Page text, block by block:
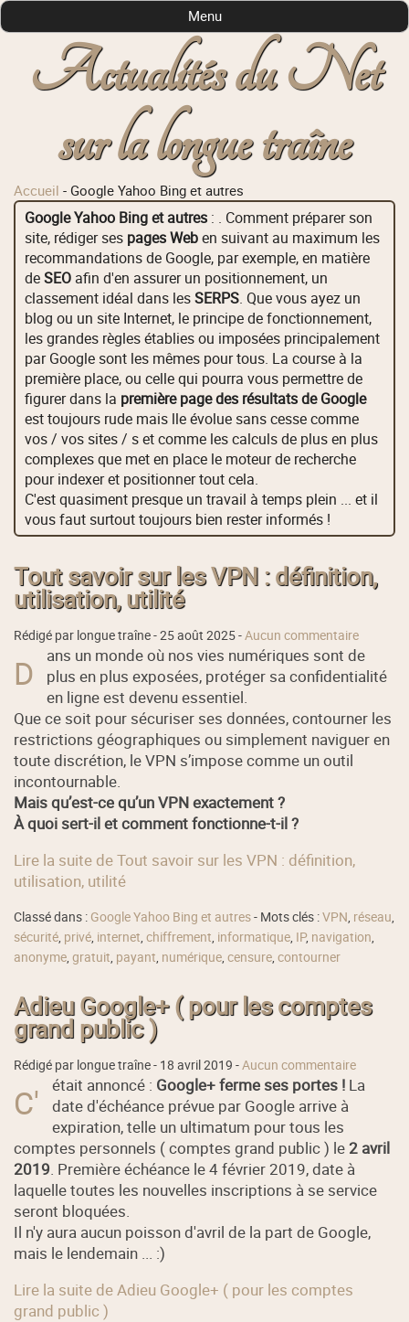
Actualités du Net
sur la longue traîne
Menu
Accueil - Google Yahoo Bing et autres
Google Yahoo Bing et autres : . Comment préparer son
site, rédiger ses pages Weben suivant au maximum les
recommandations de Google, par exemple, en matière
deSEO afin d'en assurer un positionnement, un
classement idéal dans lesSERPS. Que vous ayez un
blog ou un site Internet, le principe de fonctionnement,
les grandes règles établies ou imposées principalement
par Google sont les mêmes pour tous. La course à la
première place, ou celle qui pourra vous permettre de
figurer dans la première page des résultats de Google
est toujours rude mais lle évolue sans cesse comme
vos / vos sites / s et comme les calculs de plus en plus
complexes que met en place le moteur de recherche
pour indexer et positionner tout cela.
C'est quasiment presque un travail à temps plein ... et il
vous faut surtout toujours bien rester informés !
Tout savoir sur les VPN : définition,
utilisation, utilité
Rédigé par longue traîne -25 août 2025-Aucun commentaire
D
ans un monde où nos vies numériques sont de
plus en plus exposées, protéger sa confidentialité
en ligne est devenu essentiel.
Que ce soit pour sécuriser ses données, contourner les
restrictions géographiques ou simplement naviguer en
toute discrétion, le VPN s’impose comme un outil
incontournable.
Mais qu’est-ce qu’un VPN exactement ?
À quoi sert-il et comment fonctionne-t-il ?
Lire la suite de Tout savoir sur les VPN : définition,
utilisation, utilité
Classé dans : Google Yahoo Bing et autres- Mots clés :VPN, réseau,
sécurité, privé, internet,chiffrement, informatique, IP, navigation,
anonyme,gratuit, payant, numérique,censure,contourner
Adieu Google+ ( pour les comptes
grand public )
Rédigé par longue traîne - 18 avril 2019 -Aucun commentaire
C' était annoncé : Google+ ferme ses portes ! La
date d'échéance prévue par Google arrive à
expiration, telle un ultimatum pour tous les
comptes personnels ( comptes grand public ) le2 avril
2019. Première échéance le 4 février 2019, date à
laquelle toutes les nouvelles inscriptions à se service
seront bloquées.
Il n'y aura aucun poisson d'avril de la part de Google,
mais le lendemain ... :)
Lire la suite de Adieu Google+ ( pour les comptes
grand public )